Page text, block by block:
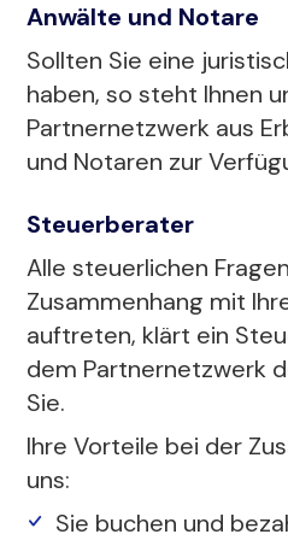
Anwälte und Notare
Sollten Sie eine
haben, so steht Ihnen
Partnernetzwerk aus
und Notaren zur
Steuerberater
Alle steuerlichen
Zusammenhang mit
auftreten, klärt ein
dem Partnernetzwerk
Sie.
Ihre Vorteile bei der
uns:
Sie buchen und